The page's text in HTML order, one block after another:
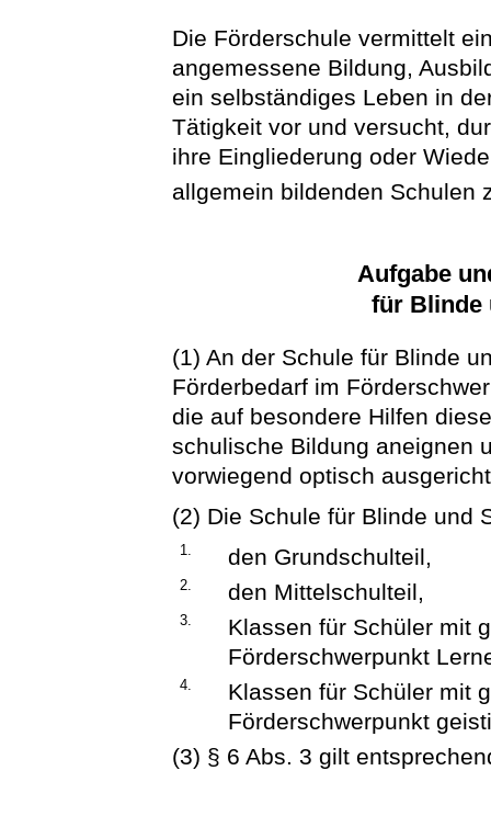
Die Förderschule vermittelt
angemessene Bildung,
ein selbständiges Leben in
Tätigkeit vor und versucht,
ihre Eingliederung oder
allgemein bildenden Schulen
Aufgabe
für Blinde
(1) An der Schule für Blinde
Förderbedarf im
die auf besondere Hilfen
schulische Bildung aneignen
vorwiegend optisch
(2) Die Schule für Blinde und
1. den Grundschulteil,
2. den Mittelschulteil,
3.
Klassen für Schüler mit
Förderschwerpunkt
4.
Klassen für Schüler mit
Förderschwerpunkt
(3) § 6 Abs. 3 gilt